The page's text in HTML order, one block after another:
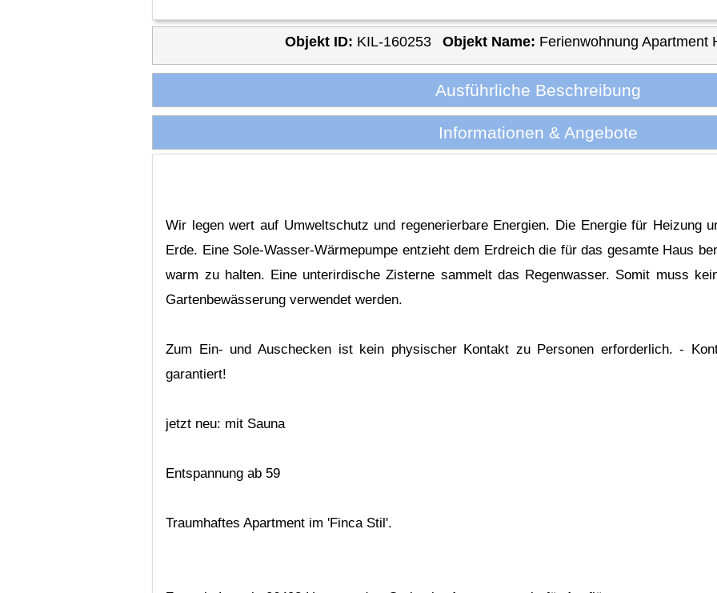
Objekt ID: KIL-160253 Objekt Name: Ferienwohnung Apartment
Ausführliche Beschreibung
Informationen & Angebote
Wir legen wert auf Umweltschutz und regenerierbare Energien. Die Energie für Heizung
Erde. Eine Sole-Wasser-Wärmepumpe entzieht dem Erdreich die für das gesamte Haus
warm zu halten. Eine unterirdische Zisterne sammelt das Regenwasser. Somit muss
Gartenbewässerung verwendet werden.
Zum Ein- und Auschecken ist kein physischer Kontakt zu Personen erforderlich. -
garantiert!
jetzt neu: mit Sauna
Entspannung ab 59
Traumhaftes Apartment im 'Finca Stil'.